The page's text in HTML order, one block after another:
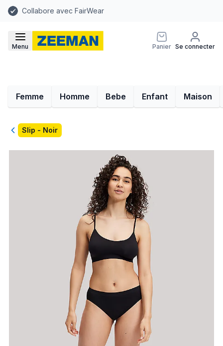
Collabore avec FairWear
Menu Panier Se connecter
Femme Homme Bebe Enfant Maison
RetourSlip - Noir